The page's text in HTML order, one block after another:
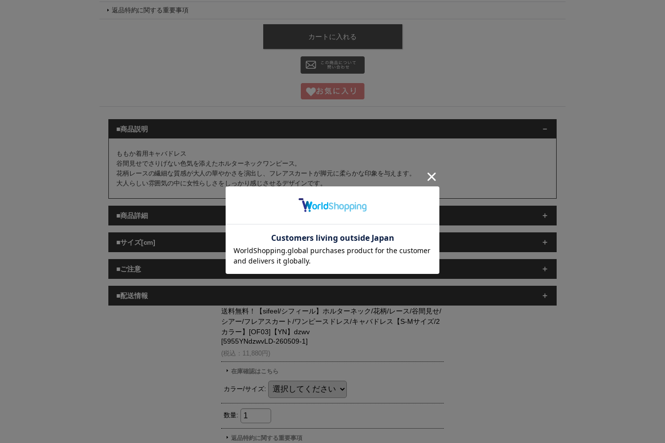
返品特約に関する重要事項
■商品説明
ももか着用キャバドレス
谷間見せでさりげない色気を添えたホルターネックワンピース。
花柄レースの繊細な質感が大人の華やかさを演出し、フレアスカートが脚元に柔らかな印象を与えます。
大人らしい雰囲気の中に女性らしさをしっかり感じさせるデザインです。
■商品詳細
■サイズ[cm]
■ご注意
■配送情報